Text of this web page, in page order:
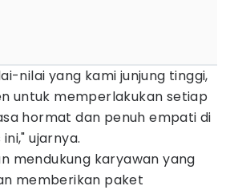
nilai yang kami junjung tinggi,
untuk memperlakukan setiap
hormat dan penuh empati di
ujarnya.
mendukung karyawan yang
memberikan paket